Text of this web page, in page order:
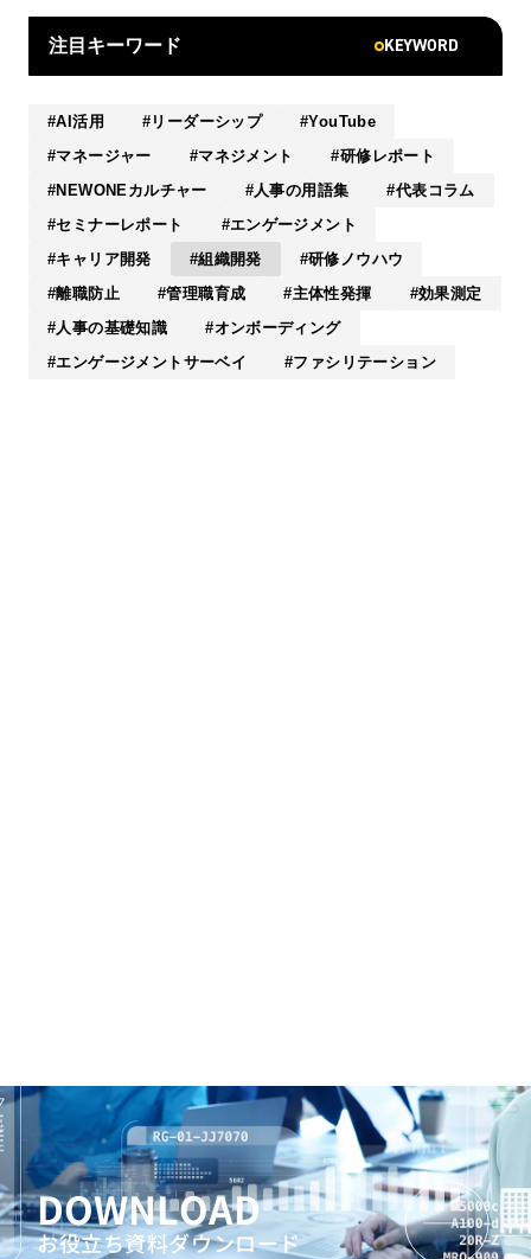
注目キーワード KEYWORD
AI活用 リーダーシップ
YouTube
マネージャー
マネジメント
研修レポート
NEWONEカルチャー
人事の用語集
代表コラム
セミナーレポート
エンゲージメント
キャリア開発
組織開発
研修ノウハウ
離職防止
管理職育成 主体性発揮
効果測定
人事の基礎知識
オンボーディング
エンゲージメントサーベイ
ファシリテーション
DOWNLOAD
お役立ち資料ダウンロード